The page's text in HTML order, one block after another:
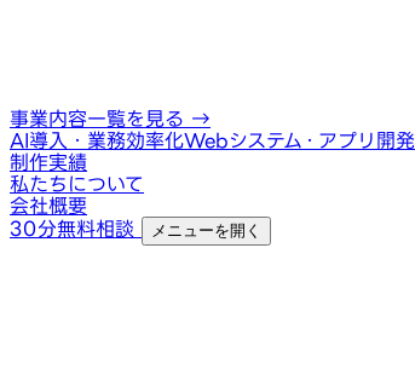
事業内容一覧を見る →
AI導入・業務効率化Webシステム・アプリ開発
制作実績
私たちについて
会社概要
30分無料相談
メニューを開く